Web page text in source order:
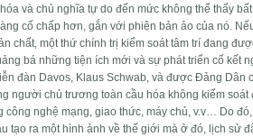
và chủ nghĩa tự do đến mức không thể thấy
cố chấp hơn, gắn với phiên bản ảo của nó.
chất, một thứ chính trị kiểm soát tâm trí đang
bá những tiện ích mới và sự phát triển cố kết
đàn Davos, Klaus Schwab, và được Đảng Dân
người chủ trương toàn cầu hóa không kiểm
công nghệ mạng, giao thức, máy chủ, v.v… Do
tạo ra một hình ảnh về thế giới mà ở đó, lịch sử